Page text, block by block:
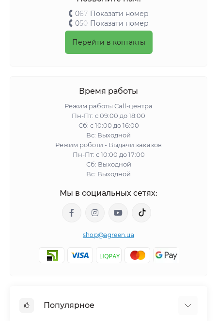
067 Показати номер
050 Показати номер
Перейти в контакты
Время работы
Режим работы Call-центра
Пн-Пт: с 09:00 до 18:00
Сб: с 10:00 до 16:00
Вс: Выходной
Режим роботи - Выдачи заказов
Пн-Пт: с 10:00 до 17:00
Сб: Выходной
Вс: Выходной
Мы в социальных сетях:
shop@agreen.ua
Популярное